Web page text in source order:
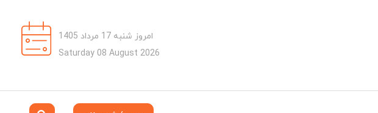
امروز شنبه 17 مرداد 1405
Saturday 08 August 2026